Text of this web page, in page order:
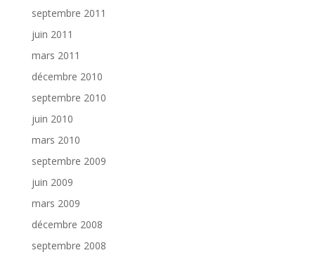
septembre 2011
juin 2011
mars 2011
décembre 2010
septembre 2010
juin 2010
mars 2010
septembre 2009
juin 2009
mars 2009
décembre 2008
septembre 2008